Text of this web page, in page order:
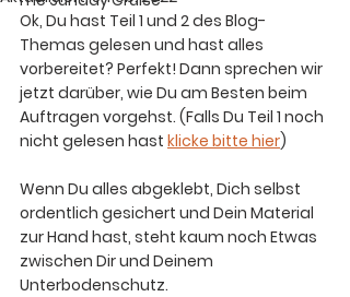
Ok, Du hast Teil 1 und 2 des Blog-
Themas gelesen und hast alles
vorbereitet? Perfekt! Dann sprechen wir
jetzt darüber, wie Du am Besten beim
Auftragen vorgehst. (Falls Du Teil 1 noch
nicht gelesen hast klicke bitte hier)
Wenn Du alles abgeklebt, Dich selbst
ordentlich gesichert und Dein Material
zur Hand hast, steht kaum noch Etwas
zwischen Dir und Deinem
Unterbodenschutz.